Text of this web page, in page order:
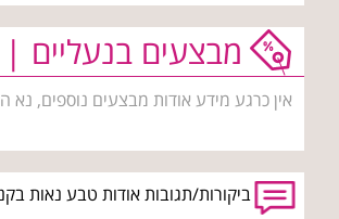
מבצעים בנעליים
אין כרגע מידע אודות מבצעים נוספים, נא
ביקורות/תגובות אודות טבע נאות